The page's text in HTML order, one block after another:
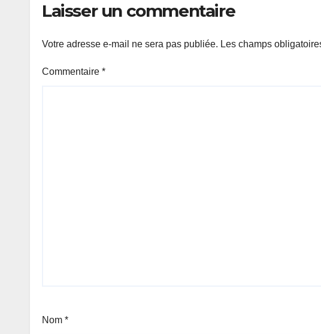
Laisser un commentaire
Votre adresse e-mail ne sera pas publiée. Les champs
Commentaire *
Nom *